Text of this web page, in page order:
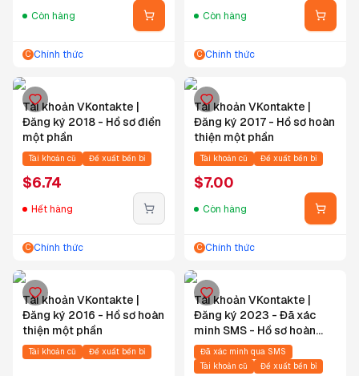
Còn hàng
C Chính thức
Còn hàng
C Chính thức
Tài khoản VKontakte |
Đăng ký 2018 - Hồ sơ điền
một phần
Tài khoản cũ Đề xuất bền bỉ
$6.74
Hết hàng
C Chính thức
Tài khoản VKontakte |
Đăng ký 2017 - Hồ sơ hoàn
thiện một phần
Tài khoản cũ Đề xuất bền bỉ
$7.00
Còn hàng
C Chính thức
Tài khoản VKontakte |
Đăng ký 2016 - Hồ sơ hoàn
thiện một phần
Tài khoản cũ Đề xuất bền bỉ
Tài khoản VKontakte |
Đăng ký 2023 - Đã xác
minh SMS - Hồ sơ hoàn
thiện một phần
Đã xác minh qua SMS
Tài khoản cũ
Đề xuất bền bỉ